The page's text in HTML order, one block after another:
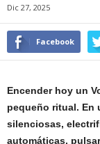
Dic 27, 2025
Facebook
Encender hoy un
pequeño ritual. En
silenciosas,
automáticas,